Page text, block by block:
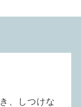
、しつけな